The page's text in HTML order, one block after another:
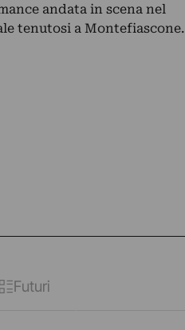
andata in scena nel
tenutosi a Montefiascone.
Futuri